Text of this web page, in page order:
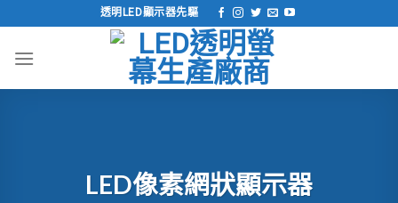
到
透明LED顯示器先驅
LED像素網狀顯示器